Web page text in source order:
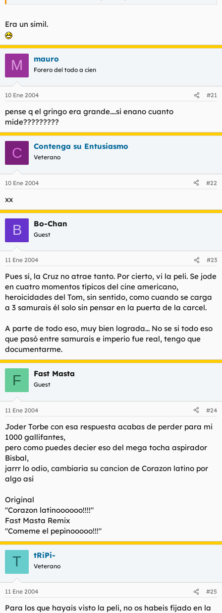
Era un simil.
M mauro
Forero del todo a cien
10 Ene 2004 #21
pense q el gringo era grande....si enano cuanto
mide?????????
C Contenga su Entusiasmo
Veterano
10 Ene 2004 #22
xx
B Bo-Chan
Guest
11 Ene 2004 #23
Pues sí, la Cruz no atrae tanto. Por cierto, vi la peli. Se jode
en cuatro momentos típicos del cine americano,
heroicidades del Tom, sin sentido, como cuando se carga
a 3 samurais él solo sin pensar en la puerta de la carcel.
A parte de todo eso, muy bien lograda... No se si todo eso
que pasó entre samurais e imperio fue real, tengo que
documentarme.
F Fast Masta
Guest
11 Ene 2004 #24
Joder Torbe con esa respuesta acabas de perder para mi
1000 gallifantes,
pero como puedes decier eso del mega tocha aspirador
Bisbal,
jarrr lo odio, cambiaria su cancion de Corazon latino por
algo asi
Original
"Corazon latinoooooo!!!!"
Fast Masta Remix
"Comeme el pepinooooo!!!"
T tRiPi-
Veterano
11 Ene 2004 #25
Para los que hayais visto la peli, no os habeis fijado en la